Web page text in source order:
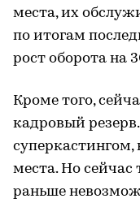
места, их
по итогам
рост оборота на
Кроме того,
кадровый
места. Но сейчас
раньше